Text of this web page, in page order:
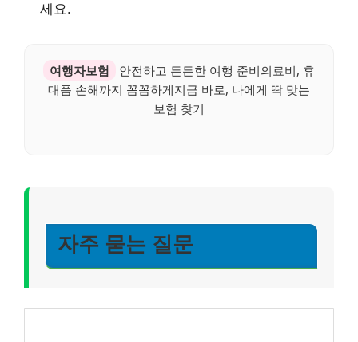
세요.
여행자보험
안전하고 든든한 여행 준비의료비, 휴
대품 손해까지 꼼꼼하게지금 바로, 나에게 딱 맞는
보험 찾기
자주 묻는 질문